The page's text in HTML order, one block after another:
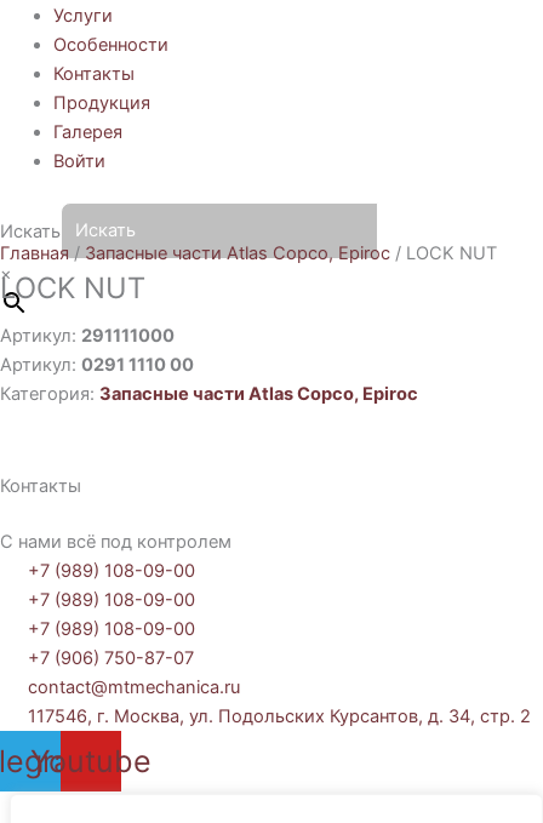
Услуги
Особенности
Контакты
Продукция
Галерея
Войти
Искать
×
Главная / Запасные части Atlas Copco, Epiroc / LOCK NUT
LOCK NUT
Артикул: 291111000
Артикул: 0291 1110 00
Категория: Запасные части Atlas Copco, Epiroc
Контакты
С нами всё под контролем
+7 (989) 108-09-00
+7 (989) 108-09-00
+7 (989) 108-09-00
+7 (906) 750-87-07
contact@mtmechanica.ru
117546, г. Москва, ул. Подольских Курсантов, д. 34, стр. 2
Youtube